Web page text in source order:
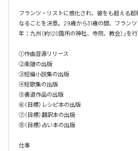
フランツ・リストに感化され、彼をも超える
なることを決意。29歳から31歳の間、フランツ
年：九州（約120箇所の神社、寺院、教会）」を
①作曲音源リリース
②楽譜の出版
③短編小説集の出版
④短歌集の出版
⑤書道作品の出版
⑥（目標）レシピ本の出版
⑦（目標）翻訳本の出版
⑧（目標）占い本の出版
仕事